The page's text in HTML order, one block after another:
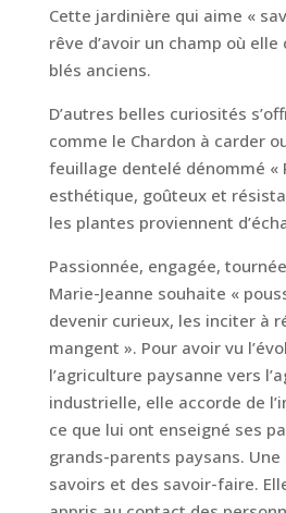
Cette jardinière qui aime «
rêve d’avoir un champ où
blés anciens.
D’autres belles curiosités
comme le Chardon à carder
feuillage dentelé dénommé «
esthétique, goûteux et
les plantes proviennent
Passionnée, engagée,
Marie-Jeanne souhaite «
devenir curieux, les inciter à
mangent ». Pour avoir vu
l’agriculture paysanne vers
industrielle, elle accorde de
ce que lui ont enseigné ses
grands-parents paysans.
savoirs et des savoir-faire.